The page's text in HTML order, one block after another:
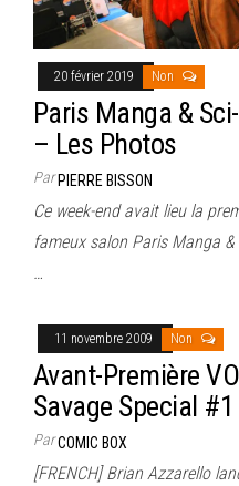
20 février 2019 Non
Paris Manga &
– Les Photos
ParPIERRE BISSON
Ce week-end avait lieu la
fameux salon Paris Manga &
…
11 novembre 2009 Non
Avant-Première
Savage Special #1
ParCOMIC BOX
[FRENCH] Brian Azzarello